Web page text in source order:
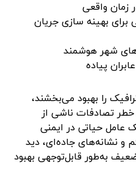
زمان واقعی
بهینه سازی جریان
های شهر هوشمند
پیاده
را بهبود می‌بخشند،
خطر تصادفات ناشی از
عامل حیاتی در ایمنی
و نشانه‌های جاده‌ای، دید
به‌طور قابل‌توجهی بهبود